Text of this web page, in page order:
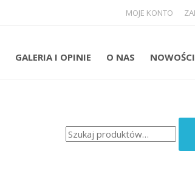
MOJE KONTO
GALERIA I OPINIE O NAS NOWOŚCI
Szukaj: